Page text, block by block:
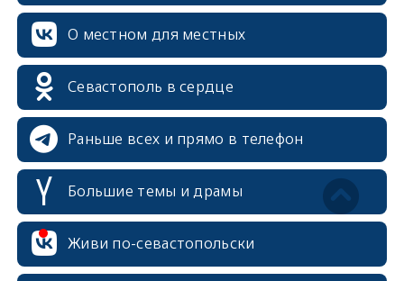
О местном для местных
Севастополь в сердце
Раньше всех и прямо в телефон
Большие темы и драмы
Живи по-севастопольски
erid: 2SDnjcrDNw6